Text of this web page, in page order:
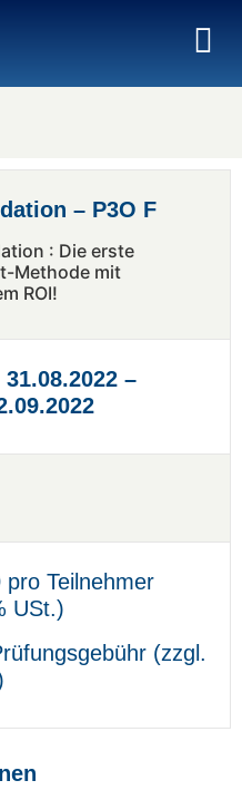
– P3O F
: Die erste
Methode mit
ROI!
–
pro Teilnehmer
USt.)
(zzgl.